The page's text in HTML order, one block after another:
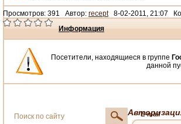
Просмотров: 391 Автор: recept8-02-2011, 21:07
Информация
Посетители, находящиеся в группе
данной
E-mail